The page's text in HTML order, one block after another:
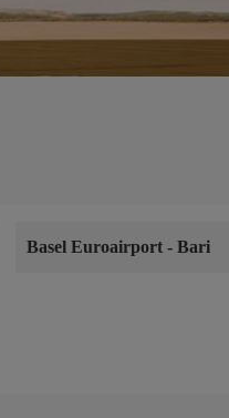
Basel Euroairport-Bari